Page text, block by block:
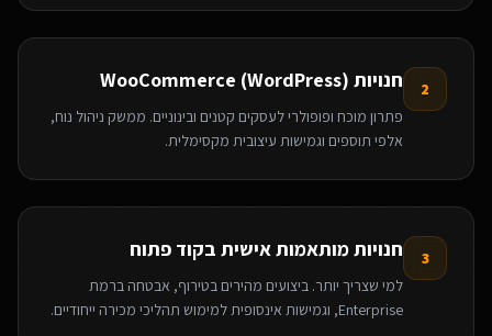
2 חנויות WooCommerce (WordPress)
פתרון מוכח ופופולרי לעסקים קטנים ובינוניים. ממשק ניהול נוח,
אלפי תוספים וגמישות עיצובית מקסימלית.
3 חנויות מותאמות אישית בקוד פתוח
למי שצריך יותר. ביצועים מהירים בטירוף, אבטחה ברמת
Enterprise, וגמישות אינסופית למימוש תהליכי מכירה ייחודיים.